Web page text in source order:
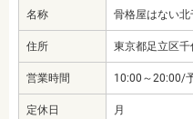
名称 骨格屋はない
住所 東京都足立区
営業時間 10:00～20:00/
定休日 月